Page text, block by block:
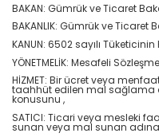
BAKAN: Gümrük ve Ticaret
BAKANLIK: Gümrük ve Ticaret
KANUN: 6502 sayılı
YÖNETMELİK: Mesafeli
HİZMET: Bir ücret veya
taahhüt edilen mal sağlama
konusunu ,
SATICI: Ticari veya mesleki
sunan veya mal sunan